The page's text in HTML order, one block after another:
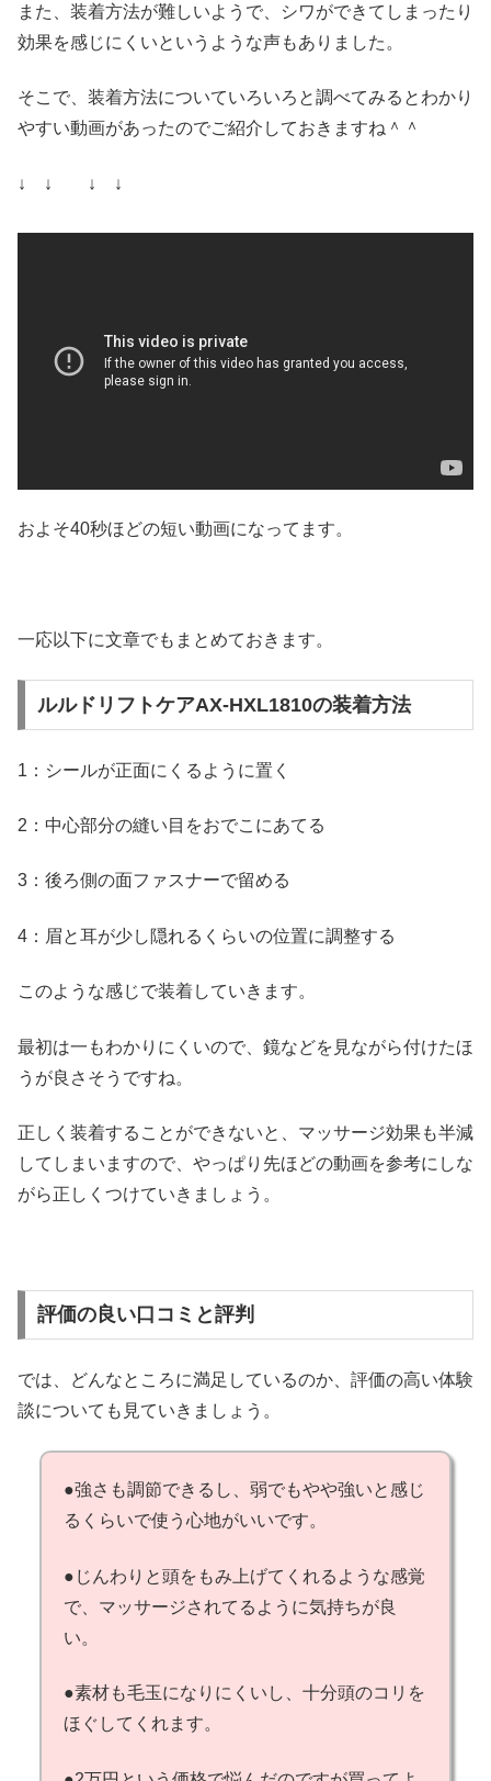
また、装着方法が難しいようで、シワができてしまったり
効果を感じにくいというような声もありました。
そこで、装着方法についていろいろと調べてみるとわかり
やすい動画があったのでご紹介しておきますね＾＾
↓ ↓ ↓ ↓
およそ40秒ほどの短い動画になってます。
一応以下に文章でもまとめておきます。
ルルドリフトケアAX-HXL1810の装着方法
1：シールが正面にくるように置く
2：中心部分の縫い目をおでこにあてる
3：後ろ側の面ファスナーで留める
4：眉と耳が少し隠れるくらいの位置に調整する
このような感じで装着していきます。
最初は一もわかりにくいので、鏡などを見ながら付けたほ
うが良さそうですね。
正しく装着することができないと、マッサージ効果も半減
してしまいますので、やっぱり先ほどの動画を参考にしな
がら正しくつけていきましょう。
評価の良い口コミと評判
では、どんなところに満足しているのか、評価の高い体験
談についても見ていきましょう。
●強さも調節できるし、弱でもやや強いと感じ
るくらいで使う心地がいいです。
●じんわりと頭をもみ上げてくれるような感覚
で、マッサージされてるように気持ちが良
い。
●素材も毛玉になりにくいし、十分頭のコリを
ほぐしてくれます。